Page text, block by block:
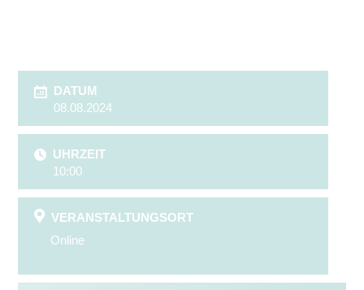
DATUM
08.08.2024
UHRZEIT
10:00
VERANSTALTUNGSORT
Online